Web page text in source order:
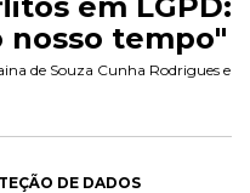
nosso tempo"
de Souza Cunha Rodrigues e
DE DADOS